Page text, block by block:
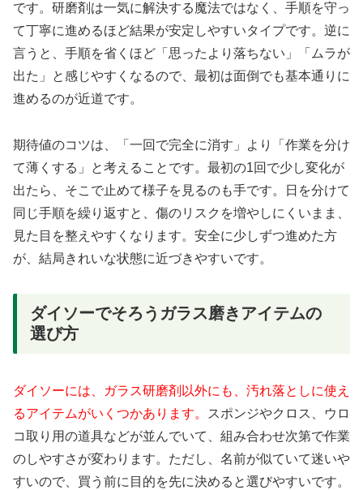
です。研磨剤は一気に解決する魔法ではなく、手順を守っ
て丁寧に進めるほど結果が安定しやすいタイプです。逆に
言うと、手順を省くほど「思ったより落ちない」「ムラが
出た」と感じやすくなるので、最初は面倒でも基本通りに
進めるのが近道です。
期待値のコツは、「一回で完全に消す」より「作業を分け
て薄くする」と考えることです。最初の1回で少し変化が
出たら、そこで止めて様子を見るのも手です。日を分けて
同じ手順を繰り返すと、傷のリスクを増やしにくいまま、
見た目を整えやすくなります。安全に少しずつ進めた方
が、結局きれいな状態に近づきやすいです。
ダイソーでそろうガラス磨きアイテムの
選び方
ダイソーには、ガラス研磨剤以外にも、汚れ落としに使え
るアイテムがいくつかあります。
スポンジやクロス、ウロ
コ取り用の道具などが並んでいて、組み合わせ次第で作業
のしやすさが変わります。ただし、名前が似ていて迷いや
すいので、買う前に目的を先に決めると選びやすいです。